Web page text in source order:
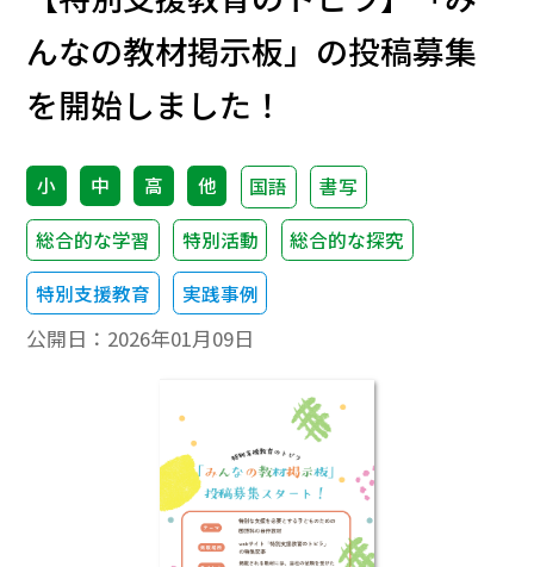
んなの教材掲示板」の投稿募集
を開始しました！
小 中 高 他 国語
書写
総合的な学習
特別活動
総合的な探究
特別支援教育
実践事例
公開日： 2026年01月09日